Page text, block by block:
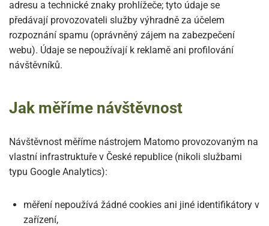
adresu a technické znaky prohlížeče; tyto údaje se
předávají provozovateli služby výhradně za účelem
rozpoznání spamu (oprávněný zájem na zabezpečení
webu). Údaje se nepoužívají k reklamě ani profilování
návštěvníků.
Jak měříme návštěvnost
Návštěvnost měříme nástrojem Matomo provozovaným na
vlastní infrastruktuře v České republice (nikoli službami
typu Google Analytics):
měření nepoužívá žádné cookies ani jiné identifikátory v
zařízení,